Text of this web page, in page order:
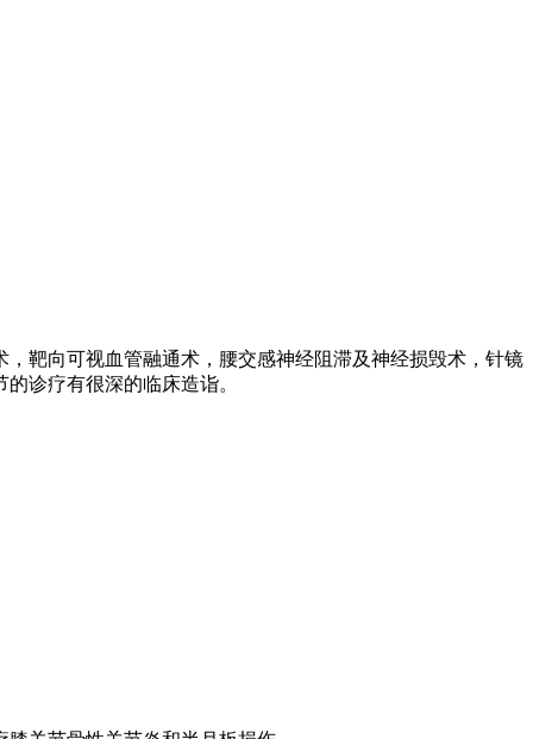
靶向可视血管融通术，腰交感神经阻滞及神经损毁术，针镜
诊疗有很深的临床造诣。